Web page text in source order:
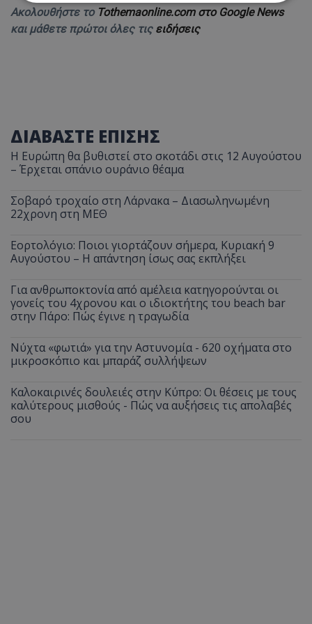
Ακολουθήστε το Tothemaonline.com στο Google News
και μάθετε πρώτοι όλες τις ειδήσεις
ΔΙΑΒΑΣΤΕ ΕΠΙΣΗΣ
Η Ευρώπη θα βυθιστεί στο σκοτάδι στις 12 Αυγούστου
– Έρχεται σπάνιο ουράνιο θέαμα
Σοβαρό τροχαίο στη Λάρνακα – Διασωληνωμένη
22χρονη στη ΜΕΘ
Εορτολόγιο: Ποιοι γιορτάζουν σήμερα, Κυριακή 9
Αυγούστου – Η απάντηση ίσως σας εκπλήξει
Για ανθρωποκτονία από αμέλεια κατηγορούνται οι
γονείς του 4χρονου και ο ιδιοκτήτης του beach bar
στην Πάρο: Πώς έγινε η τραγωδία
Νύχτα «φωτιά» για την Αστυνομία - 620 οχήματα στο
μικροσκόπιο και μπαράζ συλλήψεων
Καλοκαιρινές δουλειές στην Κύπρο: Οι θέσεις με τους
καλύτερους μισθούς - Πώς να αυξήσεις τις απολαβές
σου
Απολύτως απαραίτητα
Απόδοσης
Ο ιστότοπος δεν μπορεί να χρησιμοποιηθεί σωστά
χωρίς τα απολύτως απαραίτητα cookies.
Ονοματεπώνυμο
Προμηθευτής/Πεδίο